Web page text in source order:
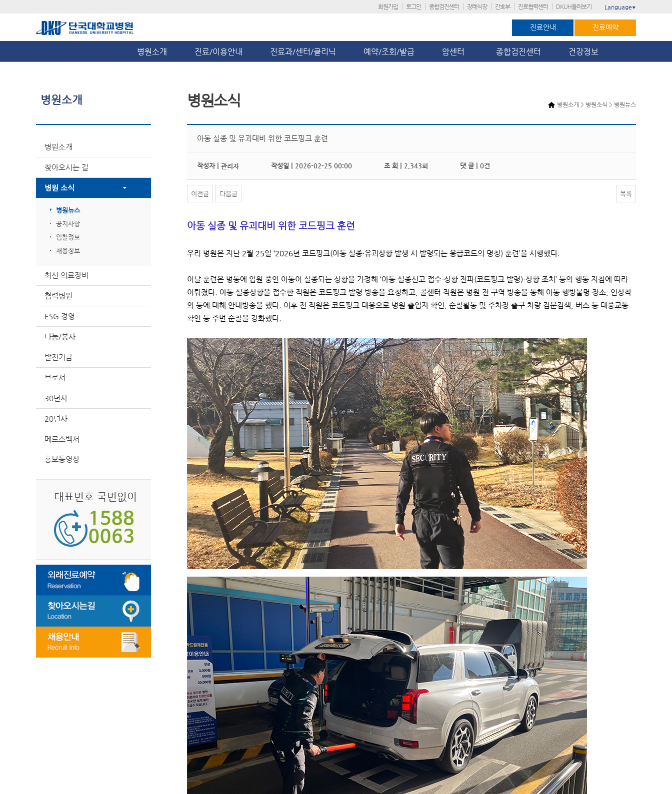
회원가입 로그인 종합검진센터 장례식장 간호부 진료협력센터 DKUH둘러보기 Language ▼
진료안내 진료예약
병원소개 진료/이용안내 진료과/센터/클리닉 예약/조회/발급 암센터 종합검진센터 건강정보
병원소개
병원소개
찾아오시는 길
병원 소식
병원뉴스
공지사항
입찰정보
채용정보
최신 의료장비
협력병원
ESG 경영
나눔/봉사
발전기금
브로셔
30년사
20년사
메르스백서
홍보동영상
대표번호 국번없이
병원소개 > 병원소식 > 병원뉴스
병원소식
아동 실종 및 유괴대비 위한 코드핑크 훈련
작성자 | 관리자 작성일 | 2026-02-25 00:00 조 회 | 2,343회 댓 글 | 0건
이전글 다음글 목록
아동 실종 및 유괴대비 위한 코드핑크 훈련
우리 병원은 지난 2월 25일 ‘2026년 코드핑크(아동 실종·유괴상황 발생 시 발령되는 응급코드의 명칭) 훈련’을 시행했다.
이날 훈련은 병동에 입원 중인 아동이 실종되는 상황을 가정해 ‘아동 실종신고 접수-상황 전파(코드핑크 발령)-상황 조치’ 등의 행동 지침에 따라
이뤄졌다. 아동 실종상황을 접수한 직원은 코드핑크 발령 방송을 요청하고, 콜센터 직원은 병원 전 구역 방송을 통해 아동 행방불명 장소, 인상착
의 등에 대해 안내방송을 했다. 이후 전 직원은 코드핑크 대응으로 병원 출입자 확인, 순찰활동 및 주차장 출구 차량 검문검색, 버스 등 대중교통
확인 등 주변 순찰을 강화했다.